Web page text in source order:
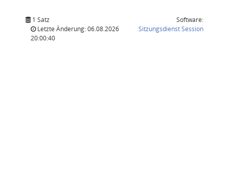
1 Satz
Letzte Änderung: 06.08.2026
20:00:40
Software:
SitzungsdienstSession(Wird in